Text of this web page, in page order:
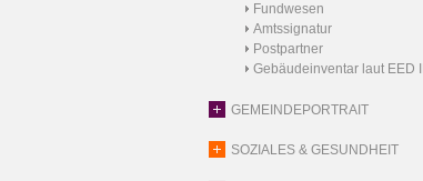
Fundwesen
Amtssignatur
Postpartner
Gebäudeinventar laut EED III
GEMEINDEPORTRAIT
SOZIALES & GESUNDHEIT